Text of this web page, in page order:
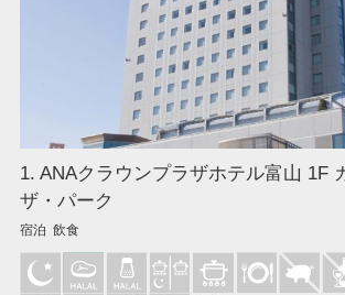
1. ANAクラウンプラザホテル富山 1F
ザ・パーク
宿泊 飲食